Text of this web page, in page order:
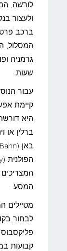
לורשה,
ולעצור
המסלול,
שעות.
עבור
קיימת
היא
ברלין או
המסע.
מטיילים
לבחור
קבועות